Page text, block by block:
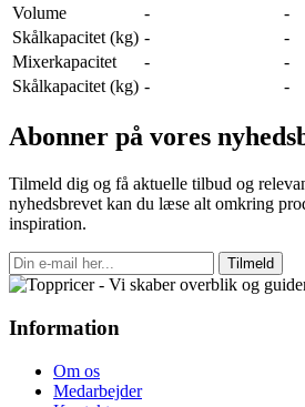
Volume
- -
Skålkapacitet (kg) - -
Mixerkapacitet
- -
Skålkapacitet (kg) - -
Abonner på vores
Tilmeld dig og få aktuelle tilbud og
nyhedsbrevet kan du læse alt omkring
inspiration.
Tilmeld
Information
Om os
Medarbejder